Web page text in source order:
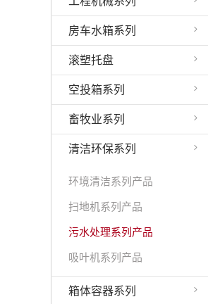
房车水箱系列
滚塑托盘
空投箱系列
畜牧业系列
清洁环保系列
环境清洁系列产品
扫地机系列产品
污水处理系列产品
吸叶机系列产品
箱体容器系列